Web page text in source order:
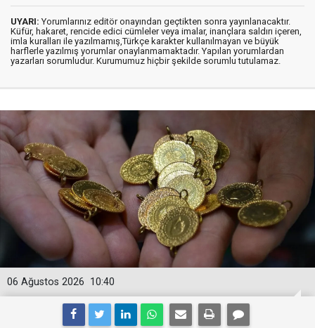
UYARI: Yorumlarınız editör onayından geçtikten sonra yayınlanacaktır.
Küfür, hakaret, rencide edici cümleler veya imalar, inançlara saldırı içeren,
imla kuralları ile yazılmamış,Türkçe karakter kullanılmayan ve büyük
harflerle yazılmış yorumlar onaylanmamaktadır. Yapılan yorumlardan
yazarları sorumludur. Kurumumuz hiçbir şekilde sorumlu tutulamaz.
10:40
06 Ağustos 2026